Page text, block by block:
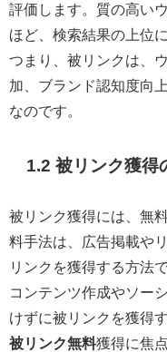
評価します。質の高い
ほど、検索結果の上位
つまり、被リンクは、
加、ブランド認知度向
なのです。
1.2 被リンク獲得
被リンク獲得には、無
料手法は、広告掲載や
リンクを獲得する方法
コンテンツ作成やソー
けずに被リンクを獲得
被リンク無料獲得に焦